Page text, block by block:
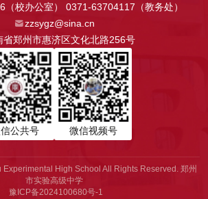
校办公室） 0371-63704117（教务处）
zzsygz@sina.cn
省郑州市惠济区文化北路256号
公共号 微信视频号
High School All Rights Reserved. 郑州
市实验高级中学
豫ICP备2024100680号-1